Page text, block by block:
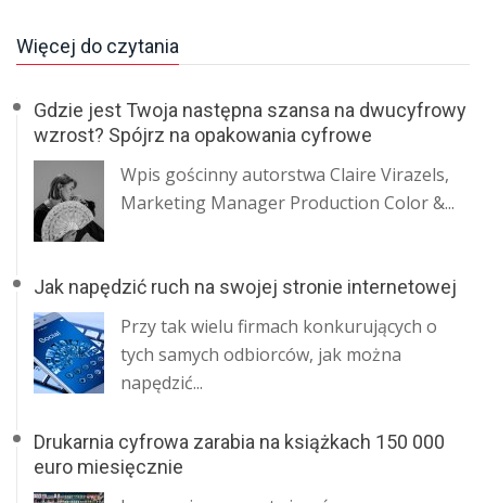
Więcej do czytania
Gdzie jest Twoja następna szansa na dwucyfrowy
wzrost? Spójrz na opakowania cyfrowe
Wpis gościnny autorstwa Claire Virazels,
Marketing Manager Production Color &...
Jak napędzić ruch na swojej stronie internetowej
Przy tak wielu firmach konkurujących o
tych samych odbiorców, jak można
napędzić...
Drukarnia cyfrowa zarabia na książkach 150 000
euro miesięcznie